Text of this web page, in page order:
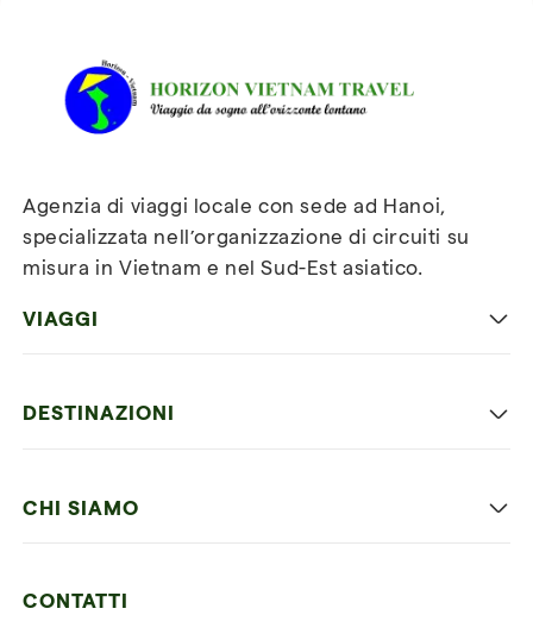
Vietnam Travel
Agenzia di viaggi locale con sede ad Hanoi,
specializzata nell’organizzazione di circuiti su
misura in Vietnam e nel Sud-Est asiatico.
VIAGGI
Vietnam e Cambogia
DESTINAZIONI
CHI SIAMO
CONTATTI